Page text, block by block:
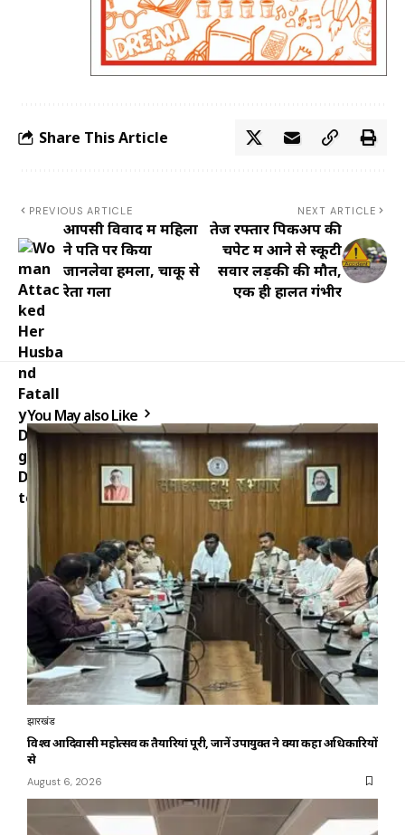
Share This Article
PREVIOUS ARTICLE
आपसी विवाद में महिला
ने पति पर किया
जानलेवा हमला, चाकू से
रेता गला
NEXT ARTICLE
तेज रफ्तार पिकअप की
चपेट में आने से स्कूटी
सवार लड़की की मौत,
एक ही हालत गंभीर
You May also Like
झारखंड
विश्व आदिवासी महोत्सव की तैयारियां पूरी, जानें उपायुक्त ने क्या कहा अधिकारियों
से
August 6, 2026